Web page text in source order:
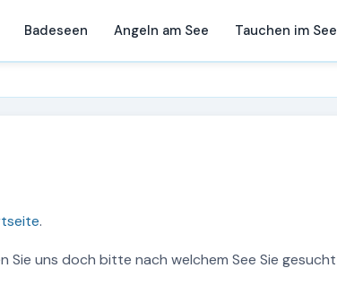
Badeseen Angeln am See Tauchen im See
.
Sie uns doch bitte nach welchem See Sie gesucht